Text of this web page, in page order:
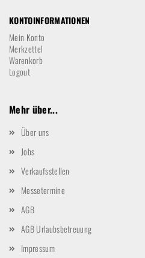
KONTOINFORMATIONEN
Mein Konto
Merkzettel
Warenkorb
Logout
Mehr über...
Über uns
Jobs
Verkaufsstellen
Messetermine
AGB
AGB Urlaubsbetreuung
Impressum